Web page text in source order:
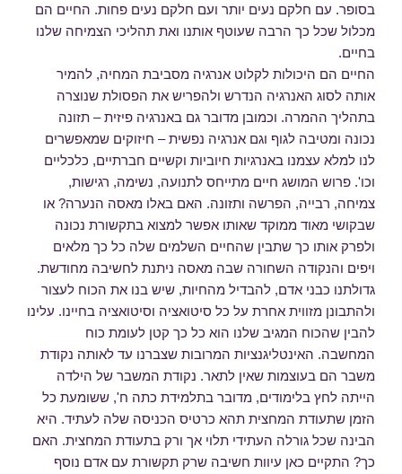
בסופר. עם חלקם נעים יותר ועם חלקם נעים פחות. החיים הם
מכלול שכל כך הרבה שעוטף אותנו ואת תהליכי הצמיחה שלנו
בחיים.
החיים הם היכולות לקלוט אנרגיה מסביבת המחיה, להמיר
אותה לסוג האנרגיה הנדרש ולהפריש את הפסולת שנוצרה
בתהליך ההמרה. וכמובן מדובר גם באנרגיה פיזית – תזונה
נכונה ומטיבה לגוף וגם אנרגיה נפשית – חיזוקים שמאפשרים
לנו למלא עצמנו באנרגיות חיוביות וקשיים חברתיים, כלכליים
וכו'. פרוש המושג חיים מתייחס לתנועה, נשימה, רגישות,
צמיחה, רבייה, הפרשה ותזונה. האם באלו מאסה הנערה? או
שבקושי מאוד ממוקד שאותו אפשר למצוא בתקשורת נכונה
ולפרק אותו כך שתבין שהחיים השלמים שלה כל כך מלאים
ויפים והנקודה השחורה שבה מאסה ניתנת לחשיבה מחודשת.
גדולתנו כבני אדם, להבדיל מהחיות, שיש בנו את הכוח לעצור
ולהתבונן מזווית אחרת על כל סיטואציה וסיטואציה בחיינו. עלינו
להבין שהכוח המגיב שלנו הוא כל כך קטן לעומת כוח
המחשבה. האינטליגנציות המרובות שצברנו עד לאותה נקודת
משבר הם בעוצמות שאין לתאר. נקודת המשבר של הילדה
הייתה לחץ בלימודים, מדובר בתלמידת כתה ח', ששומעת כל
הזמן שתעודת המחצית תהא כרטיס הכניסה שלה לעתיד. היא
הבינה שכל גורלה העתידי תלוי אך ורק בתעודת המחצית. האם
כך? התקיים כאן עיוות חשיבה שרק תקשורת עם אדם נוסף